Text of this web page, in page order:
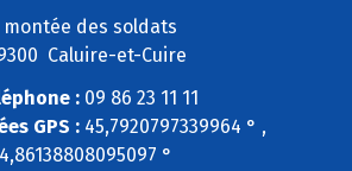
montée des soldats
Caluire-et-Cuire
:09 86 23 11 11
GPS :45,7920797339964 ° ,
4,86138808095097 °